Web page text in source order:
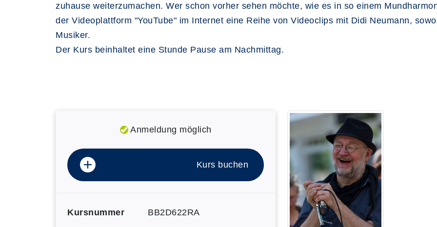
zuhause weiterzumachen. Wer schon vorher sehen möchte, wie es in so einem
der Videoplattform "YouTube" im Internet eine Reihe von Videoclips mit Didi Neumann,
Musiker.
Der Kurs beinhaltet eine Stunde Pause am Nachmittag.
Anmeldung möglich
Kurs buchen
Kursnummer BB2D622RA